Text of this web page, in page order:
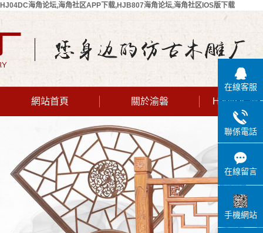
HJ04DC海角论坛,海角社区APP下载,HJB807海角论坛,海角社区IOS版下载
網站首頁 關於渝磐
公司簡介
聯係HJ04DC
海角论坛
HJ04DC海
在線客服
聯係電話
在線留言
手機網站